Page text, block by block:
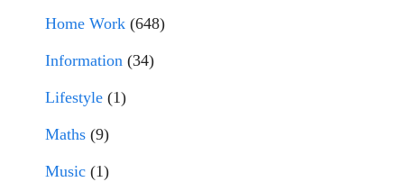
Home Work (648)
Information (34)
Lifestyle (1)
Maths (9)
Music (1)